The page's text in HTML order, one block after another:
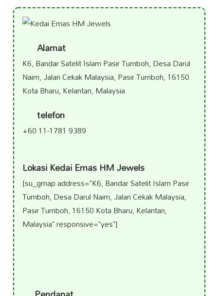
Alamat
K6, Bandar Satelit Islam Pasir Tumboh, Desa Darul
Naim, Jalan Cekak Malaysia, Pasir Tumboh, 16150
Kota Bharu, Kelantan, Malaysia
telefon
+60 11-1781 9389
Lokasi Kedai Emas HM Jewels
[su_gmap address="K6, Bandar Satelit Islam Pasir
Tumboh, Desa Darul Naim, Jalan Cekak Malaysia,
Pasir Tumboh, 16150 Kota Bharu, Kelantan,
Malaysia" responsive="yes"]